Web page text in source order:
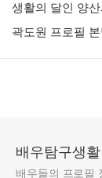
배우탐구생활
배우들의 프로필